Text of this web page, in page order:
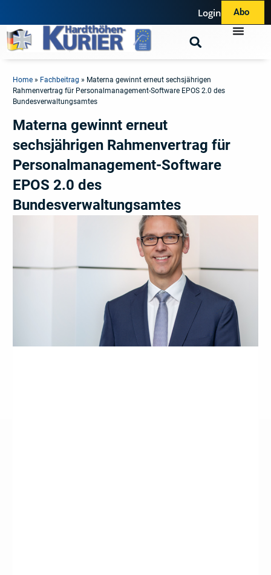
Login Abo
Home » Fachbeitrag » Materna gewinnt erneut sechsjährigen
Rahmenvertrag für Personalmanagement-Software EPOS 2.0 des
Bundesverwaltungsamtes
Materna gewinnt erneut
sechsjährigen Rahmenvertrag für
Personalmanagement-Software
EPOS 2.0 des
Bundesverwaltungsamtes